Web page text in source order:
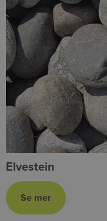
Elvestein